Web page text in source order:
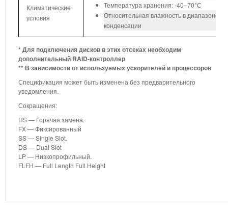
Климатические
условия
Температура хранения: -40–70°С
Относительная влажность в диапазоне
конденсации
* Для подключения дисков в этих отсеках необходим
дополнительный RAID-контроллер
** В зависимости от используемых ускорителей и процессоров
Спецификация может быть изменена без предварительного
уведомления.
Сокращения:
HS — Горячая замена.
FX — Фиксированный
SS — Single Slot.
DS — Dual Slot
LP — Низкопрофильный.
FLFH — Full Length Full Height